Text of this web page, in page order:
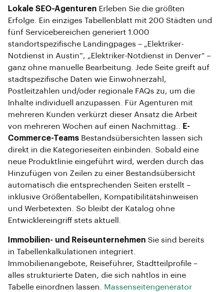
Lokale SEO-Agenturen Erleben Sie die größten
Erfolge. Ein einziges Tabellenblatt mit 200 Städten und
fünf Servicebereichen generiert 1.000
standortspezifische Landingpages – „Elektriker-
Notdienst in Austin“, „Elektriker-Notdienst in Denver“ –
ganz ohne manuelle Bearbeitung. Jede Seite greift auf
stadtspezifische Daten wie Einwohnerzahl,
Postleitzahlen und/oder regionale FAQs zu, um die
Inhalte individuell anzupassen. Für Agenturen mit
mehreren Kunden verkürzt dieser Ansatz die Arbeit
von mehreren Wochen auf einen Nachmittag..
E-
Commerce-Teams Bestandsübersichten lassen sich
direkt in die Kategorieseiten einbinden. Sobald eine
neue Produktlinie eingeführt wird, werden durch das
Hinzufügen von Zeilen zu einer Bestandsübersicht
automatisch die entsprechenden Seiten erstellt –
inklusive Größentabellen, Kompatibilitätshinweisen
und Werbetexten. So bleibt der Katalog ohne
Entwicklereingriff stets aktuell.
Immobilien- und Reiseunternehmen Sie sind bereits
in Tabellenkalkulationen integriert.
Immobilienangebote, Reiseführer, Stadtteilprofile –
alles strukturierte Daten, die sich nahtlos in eine
Tabelle einordnen lassen.
Massenseitengenerator